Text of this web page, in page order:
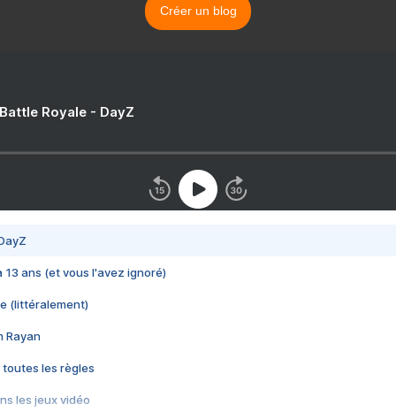
Créer un blog
Royale - DayZ
13 ans (et vous l'avez ignoré)
(littéralement)
Rayan
toutes les règles
les jeux vidéo